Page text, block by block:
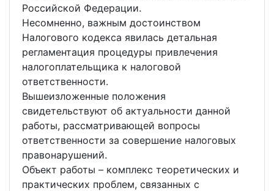
Российской Федерации.
Несомненно, важным достоинством
Налогового кодекса явилась детальная
регламентация процедуры привлечения
налогоплательщика к налоговой
ответственности.
Вышеизложенные положения
свидетельствуют об актуальности данной
работы, рассматривающей вопросы
ответственности за совершение налоговых
правонарушений.
Объект работы – комплекс теоретических и
практических проблем, связанных с